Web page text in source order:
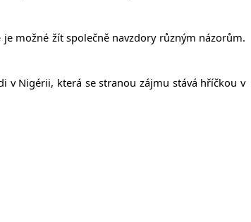
možné žít společně navzdory různým názorům.
v Nigérii, která se stranou zájmu stává hříčkou v